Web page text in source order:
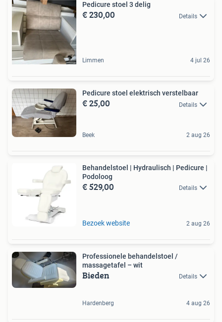
Pedicure stoel 3 delig
€ 230,00 Details
Limmen 4 jul 26
Pedicure stoel elektrisch verstelbaar
€ 25,00 Details
Beek 2 aug 26
Behandelstoel | Hydraulisch | Pedicure |
Podoloog
€ 529,00 Details
Bezoek website 2 aug 26
Professionele behandelstoel /
massagetafel – wit
Bieden Details
Hardenberg 4 aug 26